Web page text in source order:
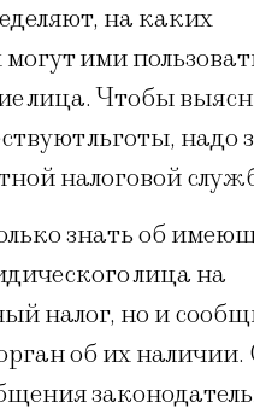
на каких
ими
лица. Чтобы
льготы, надо
налоговой
знать об
лица на
налог, но и
об их наличии.